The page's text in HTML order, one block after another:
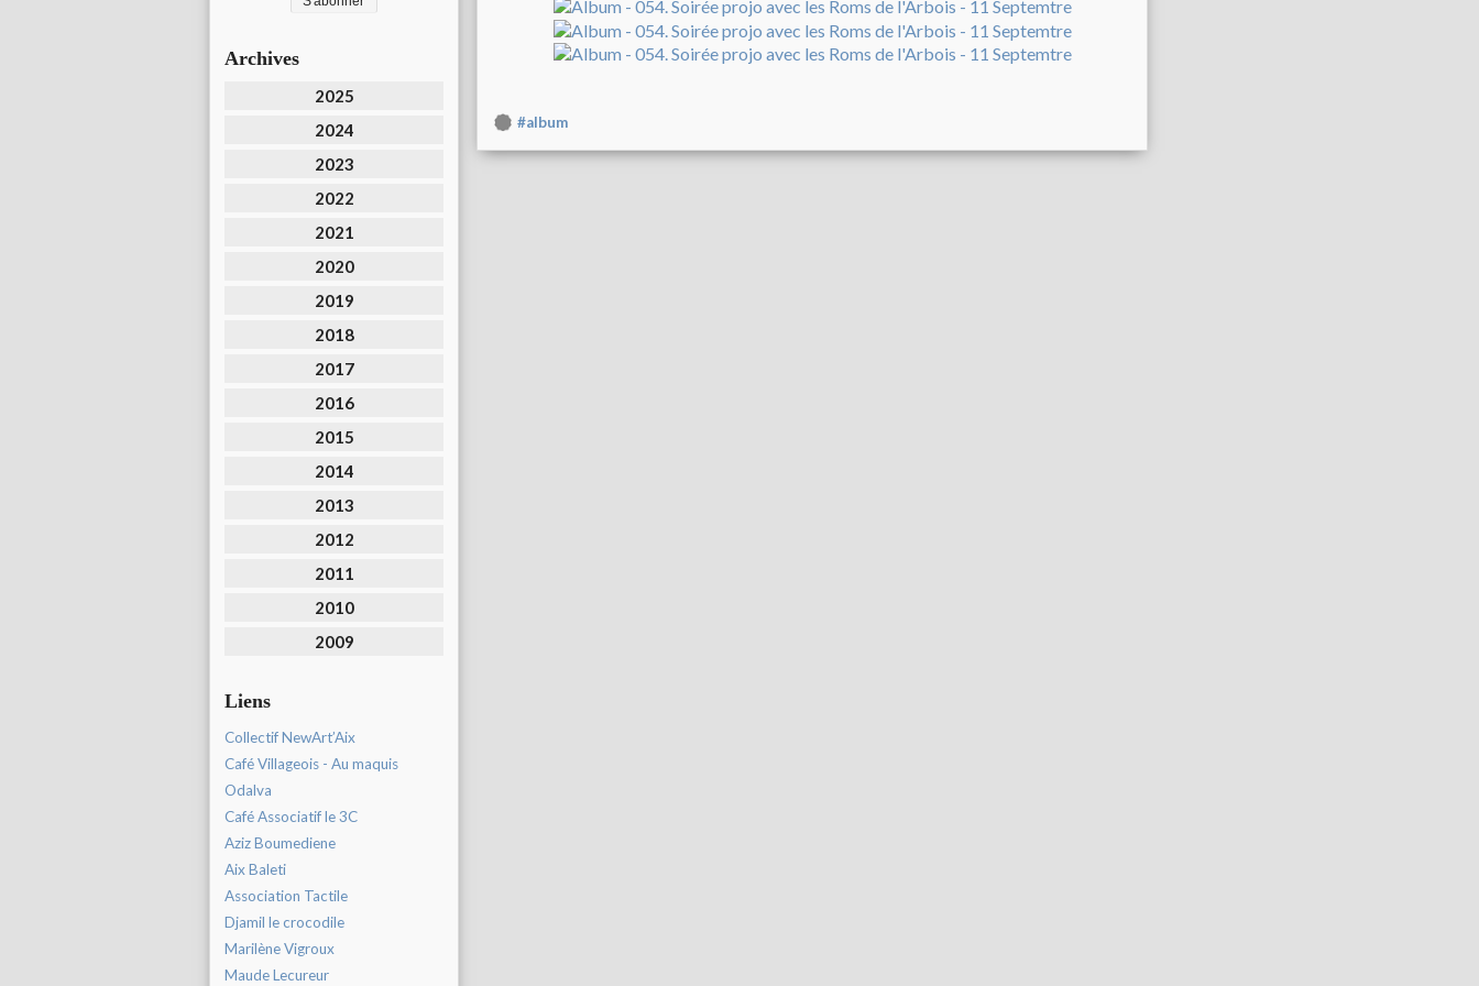
Archives
2025
2024
2023
2022
2021
2020
2019
2018
2017
2016
2015
2014
2013
2012
2011
2010
2009
Liens
Collectif NewArt’Aix
Café Villageois - Au maquis
Odalva
Café Associatif le 3C
Aziz Boumediene
Aix Baleti
Association Tactile
Djamil le crocodile
Marilène Vigroux
Maude Lecureur
#album